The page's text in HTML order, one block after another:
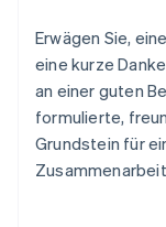
Erwägen Sie,
eine kurze
an einer guten
formulierte,
Grundstein für